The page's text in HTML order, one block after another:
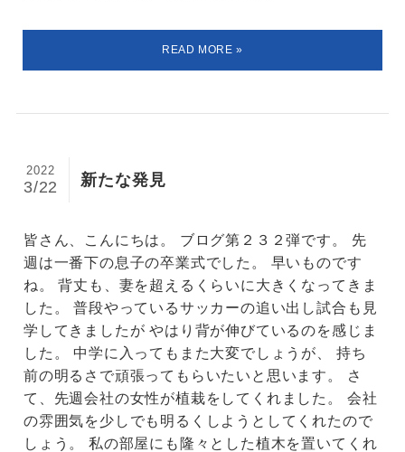
新たな発見
2022
3/22
皆さん、こんにちは。 ブログ第２３２弾です。 先
週は一番下の息子の卒業式でした。 早いものです
ね。 背丈も、妻を超えるくらいに大きくなってきま
した。 普段やっているサッカーの追い出し試合も見
学してきましたが やはり背が伸びているのを感じま
した。 中学に入ってもまた大変でしょうが、 持ち
前の明るさで頑張ってもらいたいと思います。 さ
て、先週会社の女性が植栽をしてくれました。 会社
の雰囲気を少しでも明るくしようとしてくれたので
しょう。 私の部屋にも隆々とした植木を置いてくれ